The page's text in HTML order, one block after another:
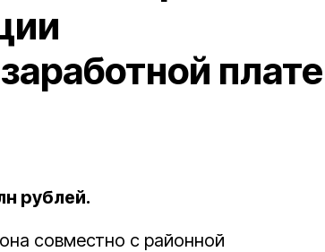
плате
рублей.
совместно с районной